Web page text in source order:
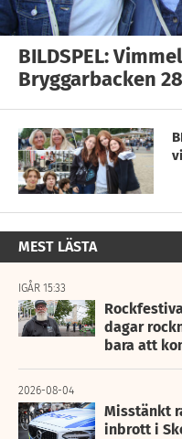
BILDSPEL:
Bryggarbacken
MEST LÄSTA
IGÅR 15:33
dagar
bara att
2026-08-04
Misstänkt
inbrott i